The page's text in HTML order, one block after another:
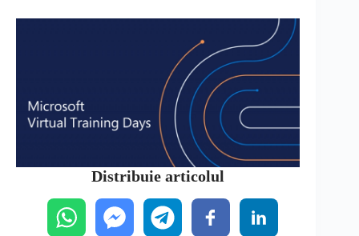
Distribuie articolul